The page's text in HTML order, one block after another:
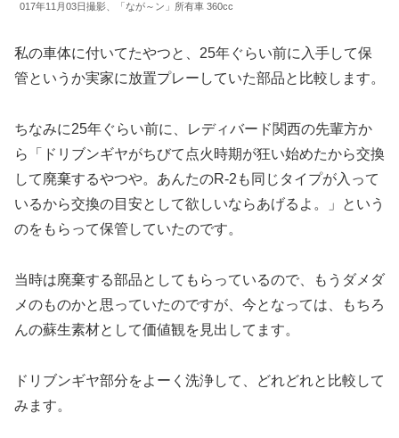
017年11月03日撮影、「なが～ン」所有車 360cc
私の車体に付いてたやつと、25年ぐらい前に入手して保
管というか実家に放置プレーしていた部品と比較します。
ちなみに25年ぐらい前に、レディバード関西の先輩方か
ら「ドリブンギヤがちびて点火時期が狂い始めたから交換
して廃棄するやつや。あんたのR-2も同じタイプが入って
いるから交換の目安として欲しいならあげるよ。」という
のをもらって保管していたのです。
当時は廃棄する部品としてもらっているので、もうダメダ
メのものかと思っていたのですが、今となっては、もちろ
んの蘇生素材として価値観を見出してます。
ドリブンギヤ部分をよーく洗浄して、どれどれと比較して
みます。